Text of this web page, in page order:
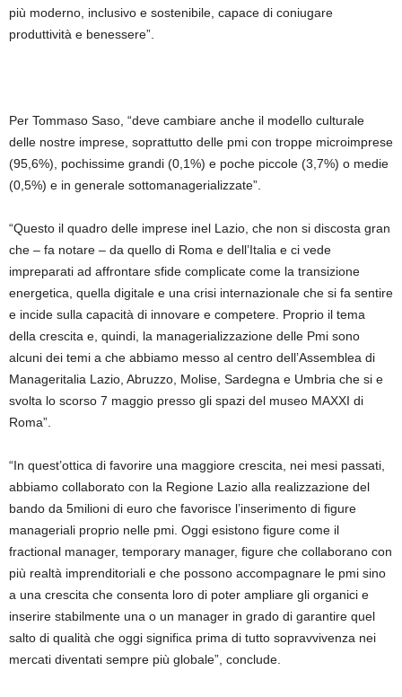
più moderno, inclusivo e sostenibile, capace di coniugare
produttività e benessere”.
Per Tommaso Saso, “deve cambiare anche il modello culturale
delle nostre imprese, soprattutto delle pmi con troppe microimprese
(95,6%), pochissime grandi (0,1%) e poche piccole (3,7%) o medie
(0,5%) e in generale sottomanagerializzate”.
“Questo il quadro delle imprese inel Lazio, che non si discosta gran
che – fa notare – da quello di Roma e dell’Italia e ci vede
impreparati ad affrontare sfide complicate come la transizione
energetica, quella digitale e una crisi internazionale che si fa sentire
e incide sulla capacità di innovare e competere. Proprio il tema
della crescita e, quindi, la managerializzazione delle Pmi sono
alcuni dei temi a che abbiamo messo al centro dell’Assemblea di
Manageritalia Lazio, Abruzzo, Molise, Sardegna e Umbria che si e
svolta lo scorso 7 maggio presso gli spazi del museo MAXXI di
Roma”.
“In quest’ottica di favorire una maggiore crescita, nei mesi passati,
abbiamo collaborato con la Regione Lazio alla realizzazione del
bando da 5milioni di euro che favorisce l’inserimento di figure
manageriali proprio nelle pmi. Oggi esistono figure come il
fractional manager, temporary manager, figure che collaborano con
più realtà imprenditoriali e che possono accompagnare le pmi sino
a una crescita che consenta loro di poter ampliare gli organici e
inserire stabilmente una o un manager in grado di garantire quel
salto di qualità che oggi significa prima di tutto sopravvivenza nei
mercati diventati sempre più globale”, conclude.